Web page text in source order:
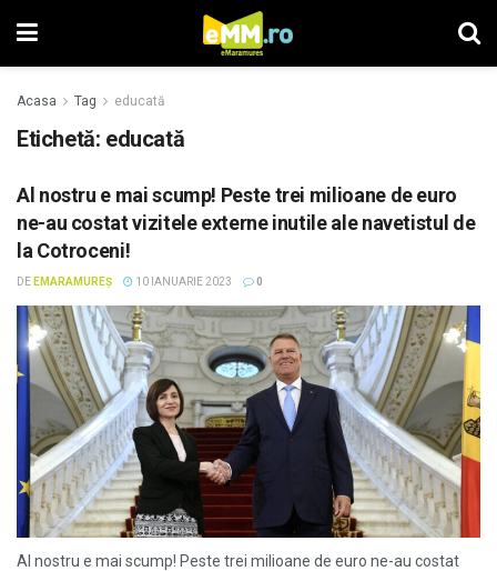
Acasa Tag educată
Etichetă: educată
Al nostru e mai scump! Peste trei milioane de euro
ne-au costat vizitele externe inutile ale navetistul de
la Cotroceni!
DE EMARAMUREȘ 10 IANUARIE 2023 0
Al nostru e mai scump! Peste trei milioane de euro ne-au costat